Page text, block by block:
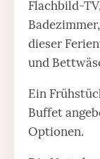
Flachbild-
dieser
und
Ein
Buffet
Optionen.